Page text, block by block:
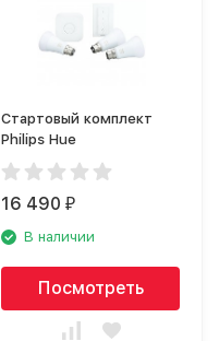
Стартовый комплект
Philips Hue
16 490₽
В наличии
Посмотреть